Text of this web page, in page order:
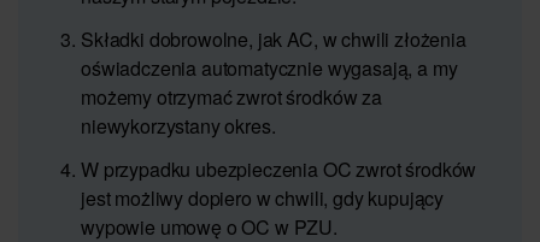
Składki dobrowolne, jak AC, w chwili złożenia
oświadczenia automatycznie wygasają, a my
możemy otrzymać zwrot środków za
niewykorzystany okres.
W przypadku ubezpieczenia OC zwrot środków
jest możliwy dopiero w chwili, gdy kupujący
wypowie umowę o OC w PZU.